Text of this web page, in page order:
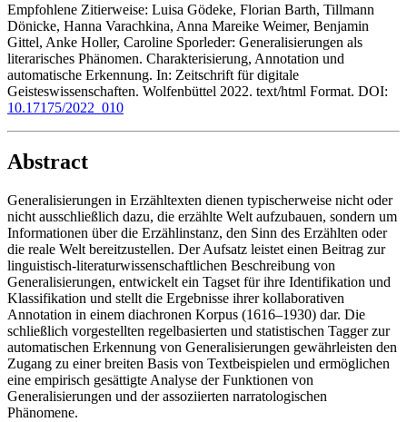
Empfohlene Zitierweise: Luisa Gödeke, Florian Barth, Tillmann
Dönicke, Hanna Varachkina, Anna Mareike Weimer, Benjamin
Gittel, Anke Holler, Caroline Sporleder: Generalisierungen als
literarisches Phänomen. Charakterisierung, Annotation und
automatische Erkennung. In: Zeitschrift für digitale
Geisteswissenschaften. Wolfenbüttel 2022. text/html Format. DOI:
10.17175/2022_010
Abstract
Generalisierungen in Erzähltexten dienen typischerweise nicht oder
nicht ausschließlich dazu, die erzählte Welt aufzubauen, sondern um
Informationen über die Erzählinstanz, den Sinn des Erzählten oder
die reale Welt bereitzustellen. Der Aufsatz leistet einen Beitrag zur
linguistisch-literaturwissenschaftlichen Beschreibung von
Generalisierungen, entwickelt ein Tagset für ihre Identifikation und
Klassifikation und stellt die Ergebnisse ihrer kollaborativen
Annotation in einem diachronen Korpus (1616–1930) dar. Die
schließlich vorgestellten regelbasierten und statistischen Tagger zur
automatischen Erkennung von Generalisierungen gewährleisten den
Zugang zu einer breiten Basis von Textbeispielen und ermöglichen
eine empirisch gesättigte Analyse der Funktionen von
Generalisierungen und der assoziierten narratologischen
Phänomene.